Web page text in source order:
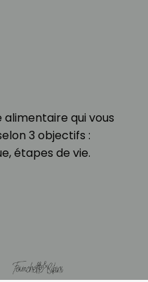
alimentaire qui vous
3 objectifs :
étapes de vie.